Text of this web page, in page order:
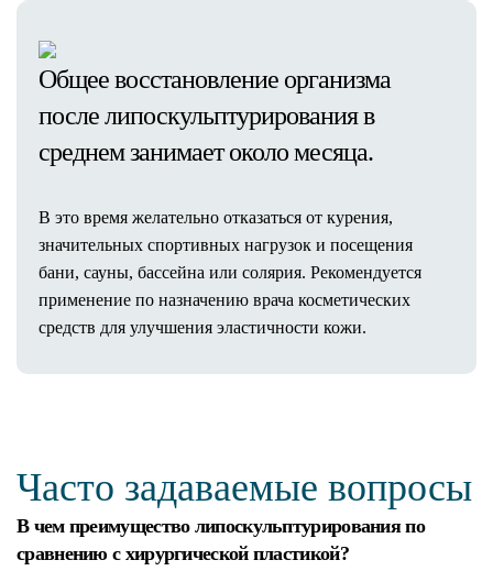
Общее восстановление организма
после липоскульптурирования в
среднем занимает около месяца.
В это время желательно отказаться от курения,
значительных спортивных нагрузок и посещения
бани, сауны, бассейна или солярия. Рекомендуется
применение по назначению врача косметических
средств для улучшения эластичности кожи.
Часто задаваемые вопросы
В чем преимущество липоскульптурирования по
сравнению с хирургической пластикой?